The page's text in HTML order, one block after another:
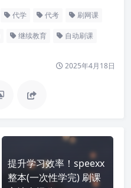
代学 代考 刷网课
继续教育 自动刷课
2025年4月18日
提升学习效率！speexx
整本(一次性学完) 刷课